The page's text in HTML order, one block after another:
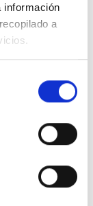
información
a